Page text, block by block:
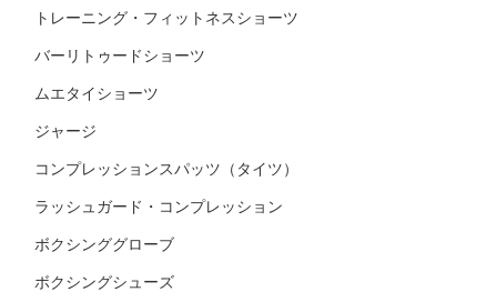
トレーニング・フィットネスショーツ
バーリトゥードショーツ
ムエタイショーツ
ジャージ
コンプレッションスパッツ（タイツ）
ラッシュガード・コンプレッション
ボクシンググローブ
ボクシングシューズ